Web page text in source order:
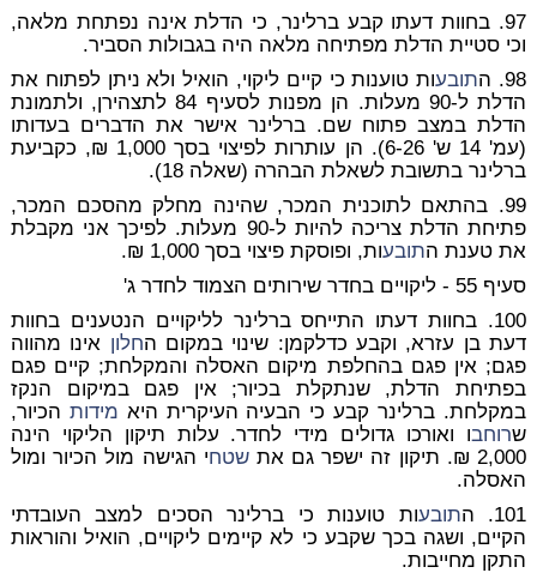
97. בחוות דעתו קבע ברלינר, כי הדלת אינה נפתחת מלאה,
וכי סטיית הדלת מפתיחה מלאה היה בגבולות הסביר.
98. ה
תובעות טוענות כי קיים ליקוי, הואיל ולא ניתן לפתוח את
הדלת ל-90 מעלות. הן מפנות לסעיף 84 לתצהירן, ולתמונת
הדלת במצב פתוח שם. ברלינר אישר את הדברים בעדותו
(עמ' 14 ש' 6-26). הן עותרות לפיצוי בסך 1,000 ₪, כקביעת
ברלינר בתשובת לשאלת הבהרה (שאלה 18).
99. בהתאם לתוכנית המכר, שהינה מחלק מהסכם המכר,
פתיחת הדלת צריכה להיות ל-90 מעלות. לפיכך אני מקבלת
את טענת התובעות, ופוסקת פיצוי בסך 1,000 ₪.
סעיף 55 - ליקויים בחדר שירותים הצמוד לחדר ג'
100. בחוות דעתו התייחס ברלינר לליקויים הנטענים בחוות
דעת בן עזרא, וקבע כדלקמן: שינוי במקום החלון אינו מהווה
פגם; אין פגם בהחלפת מיקום האסלה והמקלחת; קיים פגם
בפתיחת הדלת, שנתקלת בכיור; אין פגם במיקום הנקז
במקלחת. ברלינר קבע כי הבעיה העיקרית היא מידות הכיור,
שרוחבו ואורכו גדולים מידי לחדר. עלות תיקון הליקוי הינה
2,000 ₪. תיקון זה ישפר גם את
שטחי הגישה מול הכיור ומול
האסלה.
101. ה
תובעות טוענות כי ברלינר הסכים למצב העובדתי
הקיים, ושגה בכך שקבע כי לא קיימים ליקויים, הואיל והוראות
התקן מחייבות.